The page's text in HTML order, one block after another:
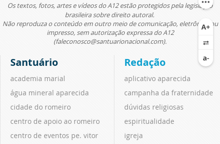
Os textos, fotos, artes e vídeos do A12 estão protegidos pela legislação
brasileira sobre direito autoral.
Não reproduza o conteúdo em outro meio de comunicação, eletrônico ou
impresso, sem autorização expressa do A12
(faleconosco@santuarionacional.com).
Santuário
academia marial
água mineral aparecida
cidade do romeiro
centro de apoio ao romeiro
centro de eventos pe. vitor
Redação
aplicativo aparecida
campanha da fraternidade
dúvidas religiosas
espiritualidade
igreja